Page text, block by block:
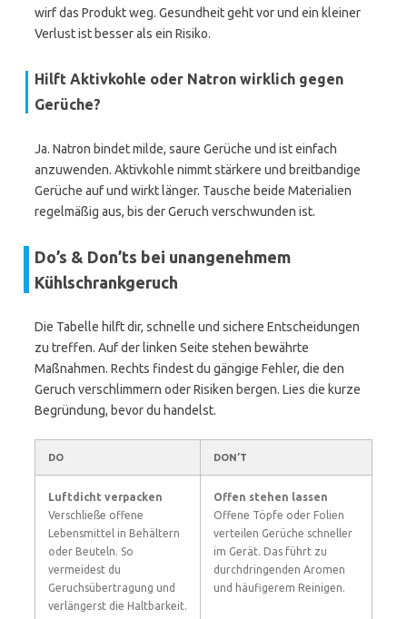
wirf das Produkt weg. Gesundheit geht vor und ein kleiner
Verlust ist besser als ein Risiko.
Hilft Aktivkohle oder Natron wirklich gegen
Gerüche?
Ja. Natron bindet milde, saure Gerüche und ist einfach
anzuwenden. Aktivkohle nimmt stärkere und breitbandige
Gerüche auf und wirkt länger. Tausche beide Materialien
regelmäßig aus, bis der Geruch verschwunden ist.
Do’s & Don’ts bei unangenehmem
Kühlschrankgeruch
Die Tabelle hilft dir, schnelle und sichere Entscheidungen
zu treffen. Auf der linken Seite stehen bewährte
Maßnahmen. Rechts findest du gängige Fehler, die den
Geruch verschlimmern oder Risiken bergen. Lies die kurze
Begründung, bevor du handelst.
DO DON’T
Luftdicht verpacken
Verschließe offene
Lebensmittel in Behältern
oder Beuteln. So
vermeidest du
Geruchsübertragung und
verlängerst die Haltbarkeit.
Offen stehen lassen
Offene Töpfe oder Folien
verteilen Gerüche schneller
im Gerät. Das führt zu
durchdringenden Aromen
und häufigerem Reinigen.